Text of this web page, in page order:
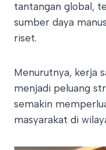
tantangan global,
sumber daya
riset.
Menurutnya, kerja
menjadi peluang
semakin
masyarakat di